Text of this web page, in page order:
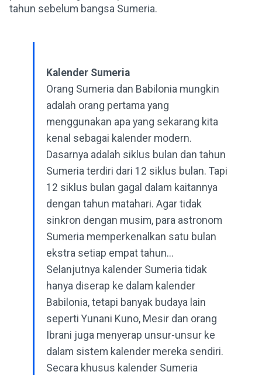
tahun sebelum bangsa Sumeria.
Kalender Sumeria
Orang Sumeria dan Babilonia mungkin
adalah orang pertama yang
menggunakan apa yang sekarang kita
kenal sebagai kalender modern.
Dasarnya adalah siklus bulan dan tahun
Sumeria terdiri dari 12 siklus bulan. Tapi
12 siklus bulan gagal dalam kaitannya
dengan tahun matahari. Agar tidak
sinkron dengan musim, para astronom
Sumeria memperkenalkan satu bulan
ekstra setiap empat tahun...
Selanjutnya kalender Sumeria tidak
hanya diserap ke dalam kalender
Babilonia, tetapi banyak budaya lain
seperti Yunani Kuno, Mesir dan orang
Ibrani juga menyerap unsur-unsur ke
dalam sistem kalender mereka sendiri.
Secara khusus kalender Sumeria